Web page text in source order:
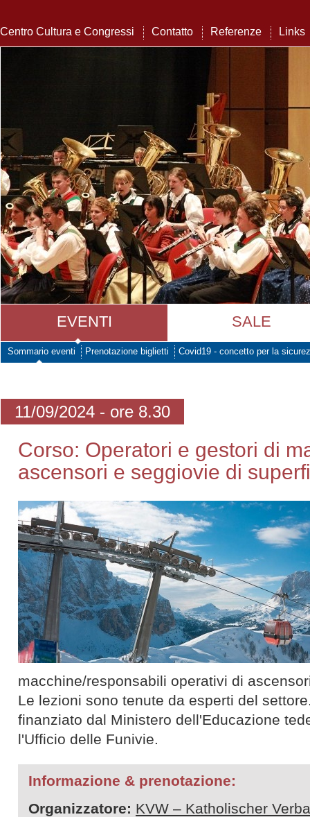
Centro Cultura e Congressi Contatto Referenze Links
EVENTI SALE
Sommario eventi Prenotazione biglietti Covid19 - concetto per la
11/09/2024 - ore 8.30
Corso: Operatori e gestori di
ascensori e seggiovie di
macchine/responsabili operativi di
Le lezioni sono tenute da esperti del
finanziato dal Ministero dell'Educazione
l'Ufficio delle Funivie.
Informazione & prenotazione:
Organizzatore: KVW – Katholischer